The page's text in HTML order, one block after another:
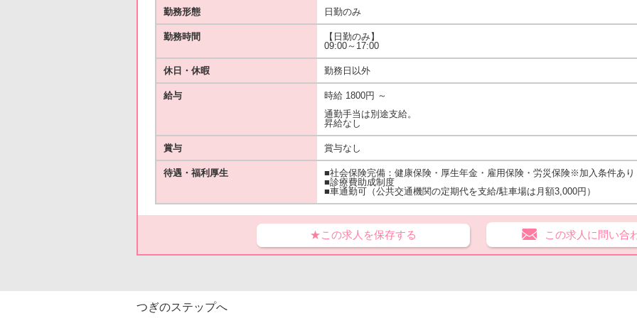
勤務形態 日勤のみ
勤務時間
【日勤のみ】
09:00～17:00
休日・休暇 勤務日以外
給与
時給 1800円 ～
通勤手当は別途支給。
昇給なし
賞与 賞与なし
待遇・福利厚生
■社会保険完備：健康保険・厚生年金・雇用保険・労災保険※加入条件あり
■診療費助成制度
■車通勤可（公共交通機関の定期代を支給/駐車場は月額3,000円）
★この求人を保存する この求人に問い合
つぎのステップへ